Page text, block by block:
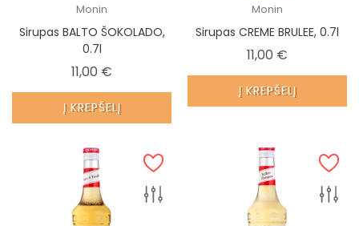
Monin
Sirupas BALTO ŠOKOLADO,
0.7l
11,00 €
Į KREPŠELĮ
Monin
Sirupas CREME BRULEE, 0.7l
11,00 €
Į KREPŠELĮ